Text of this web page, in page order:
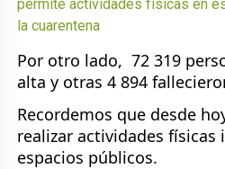
permite actividades físicas en
la cuarentena
Por otro lado, 72 319
alta y otras 4 894
Recordemos que desde
realizar actividades físicas
espacios públicos.